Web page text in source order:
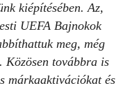
kiépítésében. Az,
UEFA Bajnokok
meg, még
Közösen továbbra is
márkaaktivációkat és